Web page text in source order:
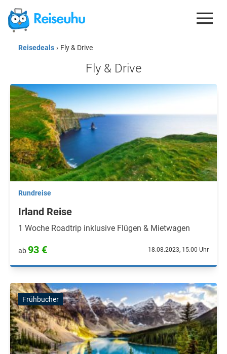
REISEDEALS
GUTSCHEINE
KREDITKARTEN
ESIM
REISEBLOG
Reisedeals › Fly & Drive
Fly & Drive
Rundreise
Irland Reise
1 Woche Roadtrip inklusive Flügen & Mietwagen
ab93 € 18.08.2023, 15.00 Uhr
Frühbucher